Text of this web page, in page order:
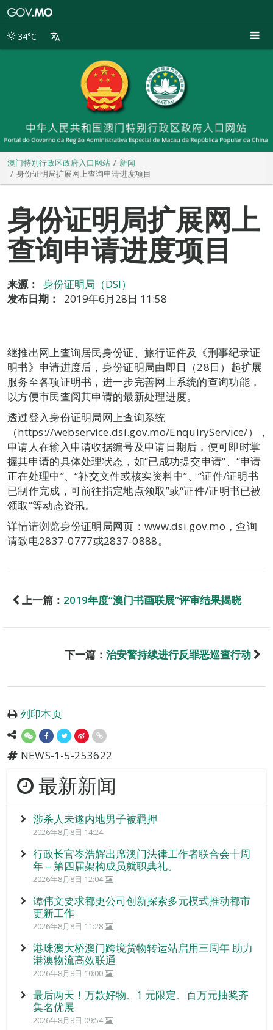
别
34°C
澳门特别行政区政府入口网站
新闻
身份证明局扩展网上查询申请进度项目
身份证明局扩展网上
查询申请进度项目
来源：
身份证明局（DSI）
发布日期：
2019年6月28日 11:58
继推出网上查询居民身份证、旅行证件及《刑事纪录证
明书》申请进度后，身份证明局由即日（28日）起扩展
服务至各项证明书，进一步完善网上系统的查询功能，
以方便市民查阅其申请的最新处理进度。
透过登入身份证明局网上查询系统
（https://webservice.dsi.gov.mo/EnquiryService/），
申请人在输入申请收据编号及申请日期后，便可即时掌
握其申请的具体处理状态，如“已成功提交申请”、“申请
正在处理中”、“补交文件或核实资料中”、“证件/证明书
已制作完成，可前往指定地点领取”或“证件/证明书已被
领取”等动态资讯。
详情请浏览身份证明局网页：www.dsi.gov.mo，查询
请致电2837-0777或2837-0888。
上一篇： 2019年度“澳门书画联展”评审结果揭晓
下一篇： 治安警持续进行反罪恶巡查行动
列印本页
NEWS-1-5-253622
最新新闻
涉杀人未遂内地男子被羁押
2026年8月8日 14:24
行政长官岑浩辉出席澳门法律工作者联合会十周
年 – 第四届架构成员就职典礼。
2026年8月8日 12:04
谭伟文要求都更公司创新探索多元模式推动都市
更新工作
2026年8月8日 11:28
港珠澳大桥澳门跨境货物转运站启用三周年 助力
港澳物流高效联通
2026年8月8日 10:00
最后两天！万款好物、1 元限定、百万元抽奖齐
集名优展
2026年8月8日 09:54